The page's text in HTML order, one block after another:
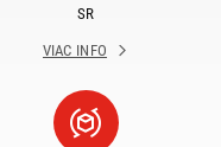
SR
VIAC INFO